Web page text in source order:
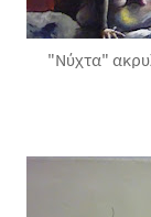
"Νύχτα"